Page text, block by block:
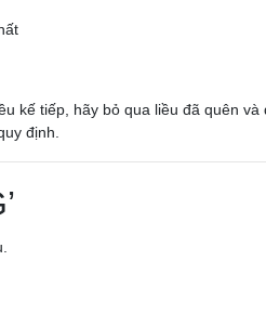
kế tiếp, hãy bỏ qua liều đã quên và
định.